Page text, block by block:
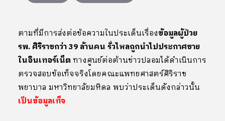
ตามที่มีการส่งต่อข้อความในประเด็นเรื่องข้อมูลผู้ป่วย
รพ. ศิริราชกว่า 39 ล้านคน รั่วไหลถูกนำไปประกาศขาย
ในอินเทอร์เน็ต ทางศูนย์ต่อต้านข่าวปลอมได้ดำเนินการ
ตรวจสอบข้อเท็จจริงโดยคณะแพทยศาสตร์ศิริราช
พยาบาล มหาวิทยาลัยมหิดล พบว่าประเด็นดังกล่าวนั้น
เป็นข้อมูลเท็จ